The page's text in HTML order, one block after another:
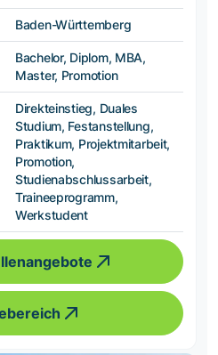
Baden-Württemberg
Bachelor, Diplom, MBA,
Master, Promotion
Direkteinstieg, Duales
Studium, Festanstellung,
Praktikum, Projektmitarbeit,
Promotion,
Studienabschlussarbeit,
Traineeprogramm,
Werkstudent